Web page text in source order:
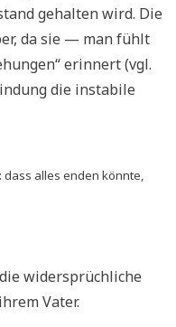
gehalten wird. Die
da sie — man fühlt
erinnert (vgl.
die instabile
alles enden könnte,
widersprüchliche
Vater.